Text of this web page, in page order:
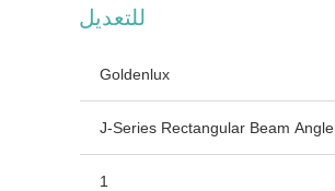
للتعديل
Goldenlux
J-Series Rectangular Beam Angle
1